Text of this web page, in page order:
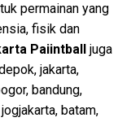
permainan yang
fisik dan
Paiintball juga
jakarta,
bandung,
batam,